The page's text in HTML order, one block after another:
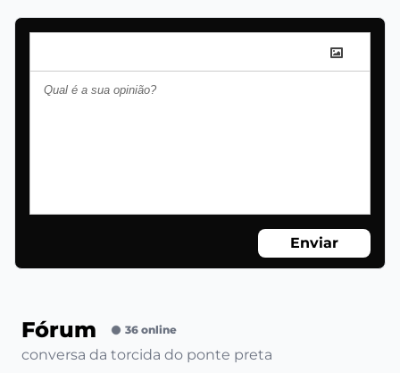
Enviar
Fórum 36 online
conversa da torcida do ponte preta